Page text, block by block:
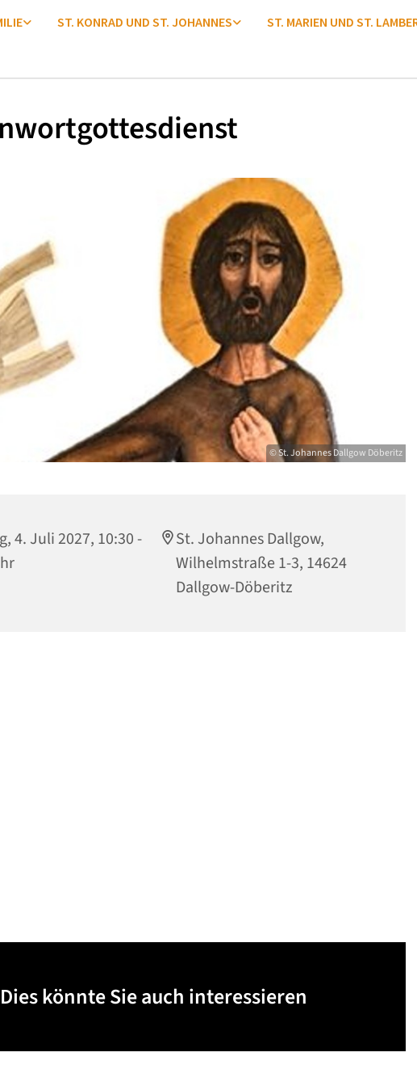
ST. KONRAD UND ST. JOHANNES ST. MARIEN UND ST.
© St. Johannes Dallgow Döberitz
4. Juli 2027, 10:30 -
St. Johannes Dallgow,
Wilhelmstraße 1-3, 14624
Dallgow-Döberitz
Dies könnte Sie auch interessieren